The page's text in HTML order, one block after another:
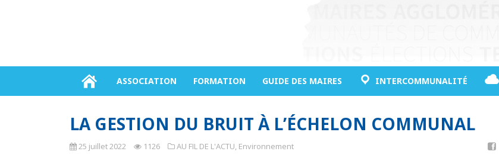
ASSOCIATION FORMATION GUIDE DES MAIRES INTERCOMMUNALITÉ
LA GESTION DU BRUIT À L’ÉCHELON COMMUNAL
25 juillet 2022 1126 AU FIL DE L'ACTU, Environnement